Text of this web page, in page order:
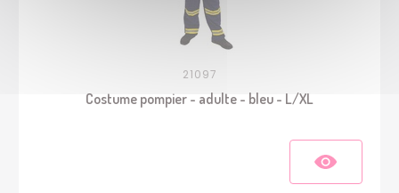
21097
Costume pompier - adulte - bleu - L/XL